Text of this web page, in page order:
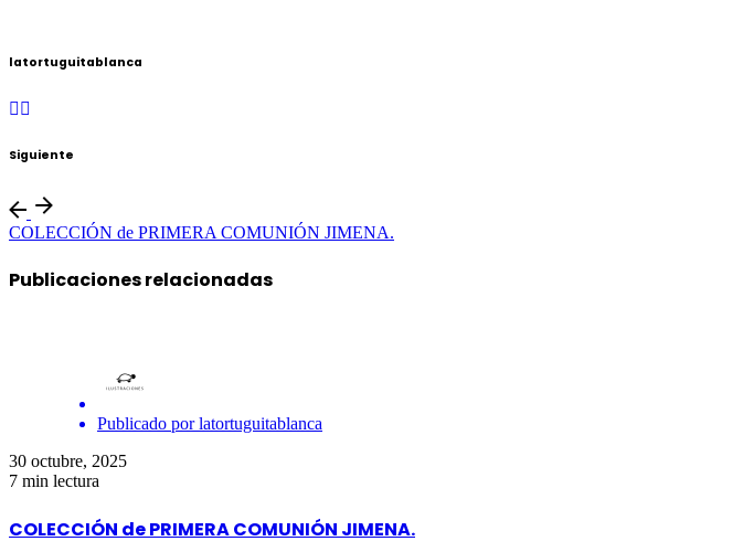
latortuguitablanca
Siguiente
COLECCIÓN de PRIMERA COMUNIÓN JIMENA.
Publicaciones relacionadas
Publicado por latortuguitablanca
30 octubre, 2025
7 min lectura
COLECCIÓN de PRIMERA COMUNIÓN JIMENA.